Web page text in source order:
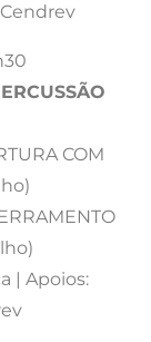
COM
| Apoios: